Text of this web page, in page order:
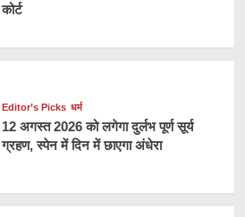
कोर्ट
Editor’s Picks धर्म
12 अगस्त 2026 को लगेगा दुर्लभ पूर्ण सूर्य
ग्रहण, स्पेन में दिन में छाएगा अंधेरा